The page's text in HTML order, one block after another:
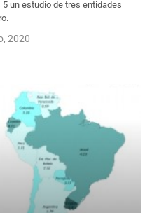
un estudio de tres entidades
2020